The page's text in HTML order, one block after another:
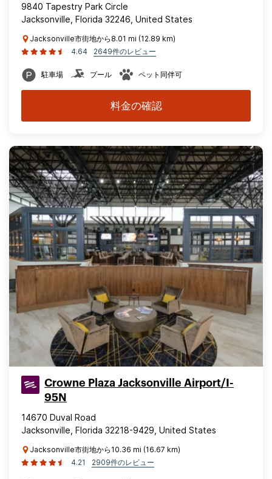
9840 Tapestry Park Circle
Jacksonville, Florida 32246, United States
Jacksonville市街地から8.01 mi (12.89 km)
4.64
2649件のレビュー
駐車場 プール ペット同伴可
料金の確認
Crowne Plaza Jacksonville Airport/I-
95N
14670 Duval Road
Jacksonville, Florida 32218-9429, United States
Jacksonville市街地から10.36 mi (16.67 km)
4.21
2909件のレビュー